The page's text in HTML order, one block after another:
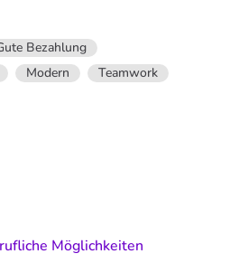
Bezahlung
Modern
Teamwork
Möglichkeiten